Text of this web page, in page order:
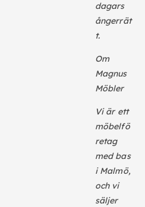
dagars
ångerrät
t.
Om
Magnus
Möbler
Vi är ett
möbelfö
retag
med bas
i Malmö,
och vi
säljer